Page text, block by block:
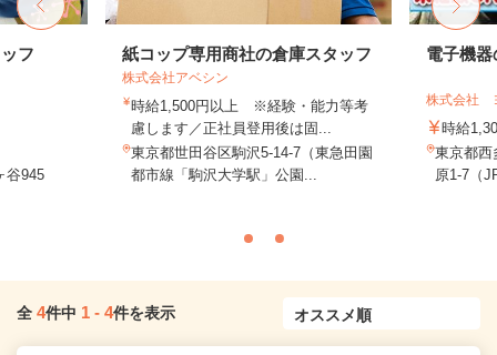
フ
谷945
紙コップ専用商社の倉庫スタッフ
株式会社アベシン
時給1,500円以上 ※経験・能力等考
慮します／正社員登用後は固...
東京都世田谷区駒沢5-14-7（東急田園
都市線「駒沢大学駅」公園...
電子機
株式会社
時給
東京都西
原1-7（
全 4件中 1 - 4件を表示